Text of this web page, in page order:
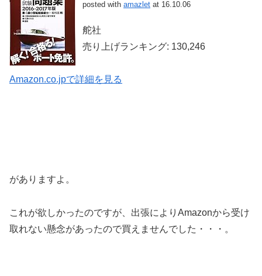
posted with amazlet at 16.10.06
舵社
売り上げランキング: 130,246
Amazon.co.jpで詳細を見る
がありますよ。
これが欲しかったのですが、出張によりAmazonから受け
取れない懸念があったので買えませんでした・・・。